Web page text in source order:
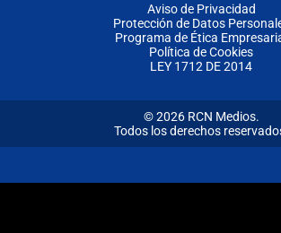
Aviso de Privacidad
Protección de Datos
Programa de Ética
Política de Cookies
LEY 1712 DE 2014
© 2026 RCN Medios.
Todos los derechos